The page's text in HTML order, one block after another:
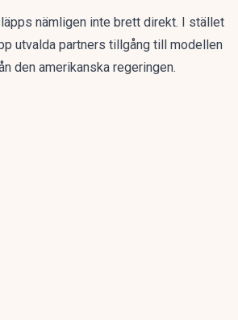
nämligen inte brett direkt. I stället
utvalda partners tillgång till modellen
den amerikanska regeringen.